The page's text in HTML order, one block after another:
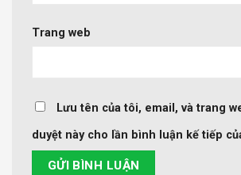
Trang web
Lưu tên của tôi, email, và trang
duyệt này cho lần bình luận kế tiếp